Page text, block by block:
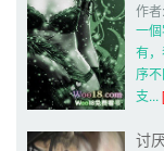
作者:
一
有
序
支...
讨